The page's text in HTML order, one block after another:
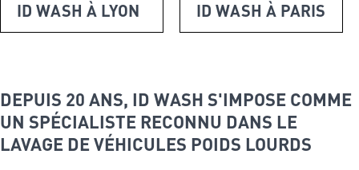
ID WASH À LYON ID WASH À PARIS
DEPUIS 20 ANS, ID WASH S'IMPOSE COMME
UN SPÉCIALISTE RECONNU DANS LE
LAVAGE DE VÉHICULES POIDS LOURDS